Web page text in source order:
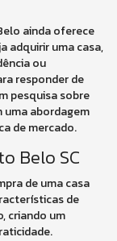
ainda oferece
adquirir uma casa,
ou
responder de
pesquisa sobre
uma abordagem
de mercado.
Belo SC
de uma casa
de
criando um